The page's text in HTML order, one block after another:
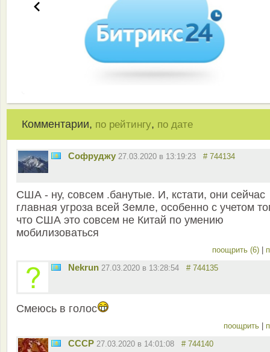
Комментарии, по рейтингу, по дате
Софруджу 27.03.2020 в 13:19:23 # 744134
США - ну, совсем .банутые. И, кстати, они сейчас
главная угроза всей Земле, особенно с учетом
что США это совсем не Китай по умению
мобилизоваться
поощрить (6)
Nekrun 27.03.2020 в 13:28:54 # 744135
Смеюсь в голос
поощрить
СССР 27.03.2020 в 14:01:08 # 744140